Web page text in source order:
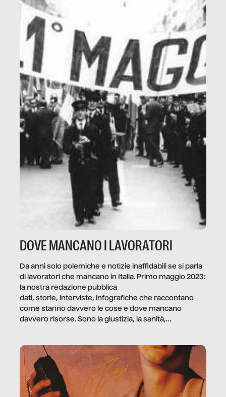
DOVE MANCANO I LAVORATORI
Da anni solo polemiche e notizie inaffidabili se si parla
di lavoratori che mancano in Italia. Primo maggio 2023:
la nostra redazione pubblica
dati, storie, interviste, infografiche che raccontano
come stanno davvero le cose e dove mancano
davvero risorse. Sono la giustizia, la sanità,